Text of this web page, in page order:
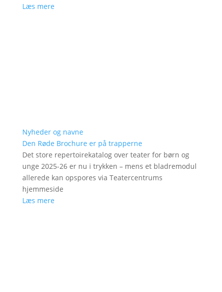
Læs mere
Nyheder og navne
Den Røde Brochure er på trapperne
Det store repertoirekatalog over teater for børn og
unge 2025-26 er nu i trykken – mens et bladremodul
allerede kan opspores via Teatercentrums
hjemmeside
Læs mere